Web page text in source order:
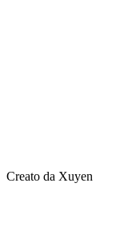
Creato da Xuyen